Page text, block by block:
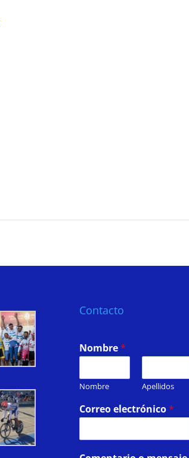
Contacto
Nombre*
Nombre Apellidos
Correo electrónico*